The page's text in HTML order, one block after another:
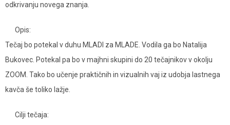
odkrivanju novega znanja.
Opis:
Tečaj bo potekal v duhu MLADI za MLADE. Vodila ga bo Natalija
Bukovec. Potekal pa bo v majhni skupini do 20 tečajnikov v okolju
ZOOM. Tako bo učenje praktičnih in vizualnih vaj iz udobja lastnega
kavča še toliko lažje.
Cilji tečaja: